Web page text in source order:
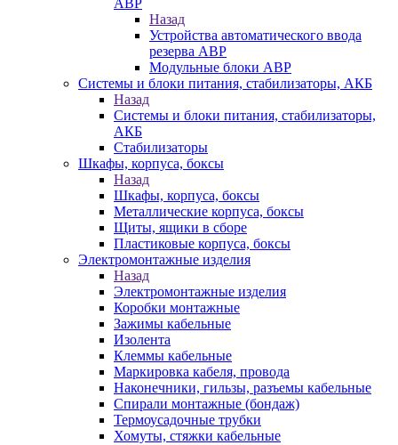
АВР
Назад
Устройства автоматического ввода
резерва АВР
Модульные блоки АВР
Системы и блоки питания, стабилизаторы, АКБ
Назад
Системы и блоки питания, стабилизаторы,
АКБ
Стабилизаторы
Шкафы, корпуса, боксы
Назад
Шкафы, корпуса, боксы
Металлические корпуса, боксы
Щиты, ящики в сборе
Пластиковые корпуса, боксы
Электромонтажные изделия
Назад
Электромонтажные изделия
Коробки монтажные
Зажимы кабельные
Изолента
Клеммы кабельные
Маркировка кабеля, провода
Наконечники, гильзы, разъемы кабельные
Спирали монтажные (бондаж)
Термоусадочные трубки
Хомуты, стяжки кабельные